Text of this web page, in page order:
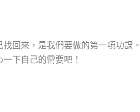
回來，是我們要做的第一項功課。
下自己的需要吧！